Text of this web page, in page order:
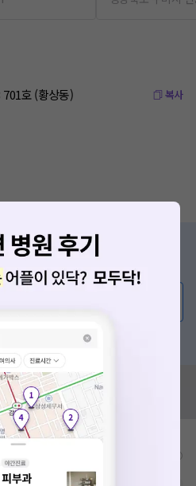
호 (황상동) 복사
한 점이 있나요?
접 답해드려요!
에 다양한 게시글 보러가기
나요?